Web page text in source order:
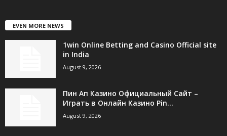
EVEN MORE NEWS
1win Online Betting and Casino Official site
in India
August 9, 2026
Пин Ап Казино Официальный Сайт –
Играть в Онлайн Казино Pin...
August 9, 2026